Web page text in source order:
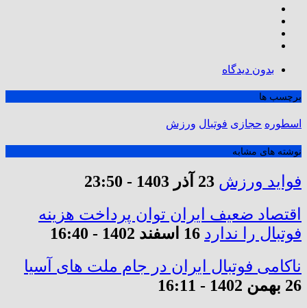
بدون دیدگاه
برچسب ها
اسطوره حجازی فوتبال ورزش
نوشته های مشابه
فواید ورزش 23 آذر 1403 - 23:50
اقتصاد ضعیف ایران توان پرداخت هزینه
فوتبال را ندارد 16 اسفند 1402 - 16:40
ناکامی فوتبال ایران در جام ملت های آسیا
26 بهمن 1402 - 16:11